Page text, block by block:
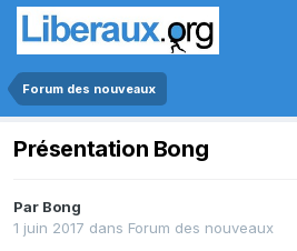
Forum des nouveaux
Présentation Bong
Par Bong
1 juin 2017 dans Forum des nouveaux